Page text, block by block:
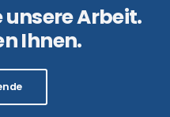
unsere Arbeit.
Ihnen.